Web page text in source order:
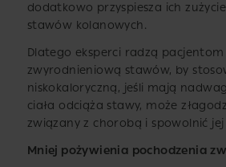
dodatkowo przyspiesza ich
stawów kolanowych.
Dlatego eksperci radzą
zwyrodnieniową stawów, by
niskokaloryczną, jeśli mają
ciała odciąża stawy, może
związany z chorobą i spowolnić jej
Mniej pożywienia pochodzenia